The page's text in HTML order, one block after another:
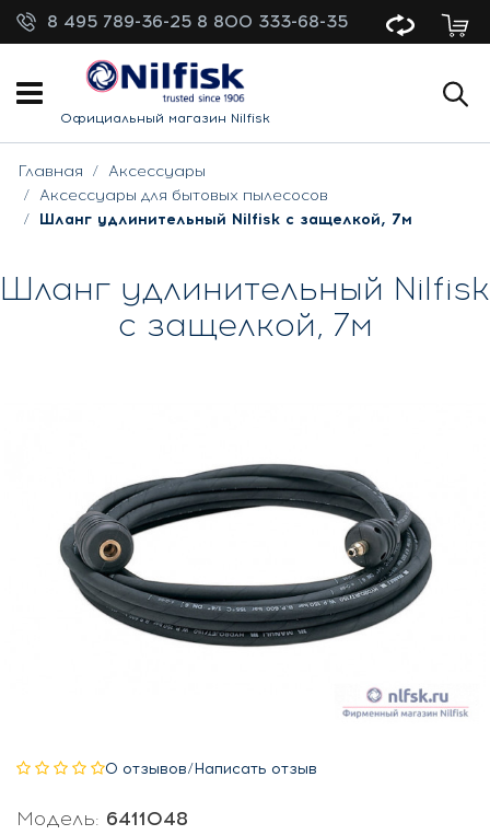
8 495 789-36-25 8 800 333-68-35
Официальный магазин Nilfisk
Главная
Аксессуары
Аксессуары для бытовых пылесосов
Шланг удлинительный Nilfisk с защелкой, 7м
Шланг удлинительный Nilfisk
с защелкой, 7м
0 отзывов/Написать отзыв
Модель: 6411048